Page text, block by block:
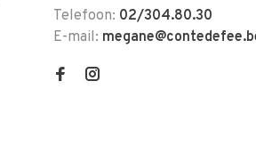
Telefoon: 02/304.80.30
E-mail: